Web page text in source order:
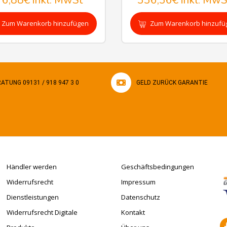
Zum Warenkorb hinzufügen Zum Warenkorb
09131 / 918 947 3 0 GELD ZURÜCK GARANTIE
Händler werden
Widerrufsrecht
Dienstleistungen
Widerrufsrecht Digitale
Geschäftsbedingungen
Impressum
Datenschutz
Kontakt